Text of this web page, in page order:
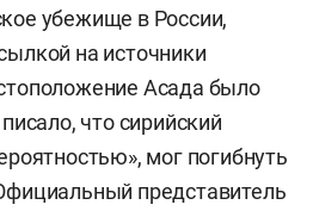
убежище в России,
на источники
Асада было
писало, что сирийский
мог погибнуть
представитель